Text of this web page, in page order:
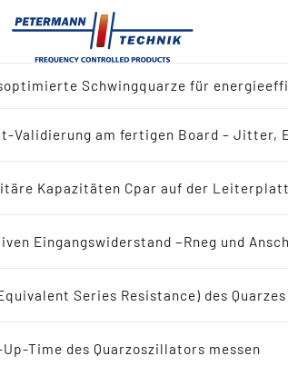
Schwingquarze für
Validierung am fertigen Board – Jitter,
Kapazitäten Cpar auf der
Eingangswiderstand −Rneg und
Series Resistance) des
Time des Quarzoszillators messen
Ultraschall-
Produktname